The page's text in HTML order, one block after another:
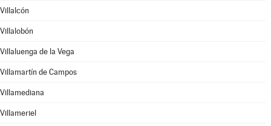
Villalcón
Villalobón
Villaluenga de la Vega
Villamartín de Campos
Villamediana
Villameriel